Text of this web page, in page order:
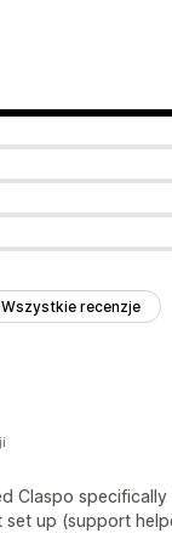
Wszystkie recenzje
Claspo
up (support